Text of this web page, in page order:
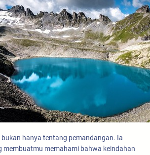
hanya tentang pemandangan. Ia
membuatmu memahami bahwa keindahan